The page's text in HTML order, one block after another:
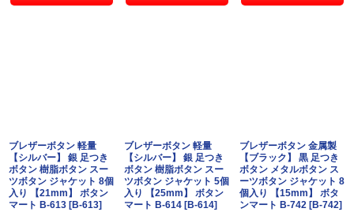
ブレザーボタン 軽量
【シルバー】 銀 足つき
ボタン 樹脂ボタン スー
ツボタン ジャケット 8個
入り 【21mm】 ボタン
マート B-613 [B-613]
ブレザーボタン 軽量
【シルバー】 銀 足つき
ボタン 樹脂ボタン スー
ツボタン ジャケット 5個
入り 【25mm】 ボタン
マート B-614 [B-614]
ブレザーボタン 金属製
【ブラック】 黒 足つき
ボタン メタルボタン ス
ーツボタン ジャケット 8
個入り 【15mm】 ボタ
ンマート B-742 [B-742]